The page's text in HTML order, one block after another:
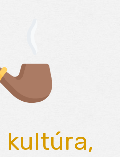
kultúra,